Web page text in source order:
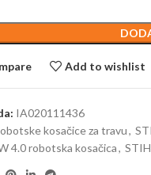
Add to wishlist
IA020111436
kosačice za travu,
4.0 robotska kosačica,